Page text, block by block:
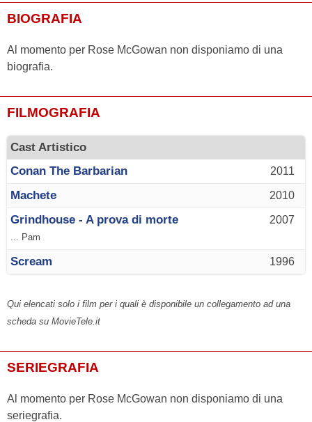
BIOGRAFIA
Al momento per Rose McGowan non disponiamo di una
biografia.
FILMOGRAFIA
Cast Artistico
2011
Conan The Barbarian
2010
Machete
2007
Grindhouse - A prova di morte
... Pam
1996
Scream
Qui elencati solo i film per i quali è disponibile un collegamento ad una
scheda su MovieTele.it
SERIEGRAFIA
Al momento per Rose McGowan non disponiamo di una
seriegrafia.